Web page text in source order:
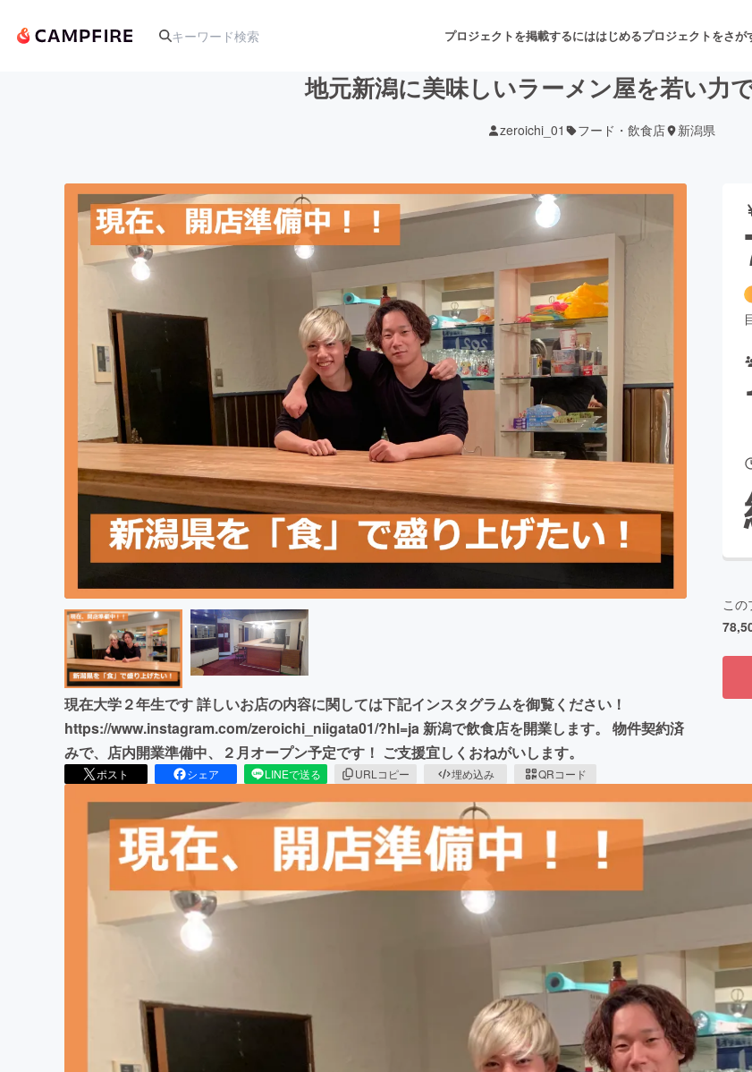
プロジェクトを掲載するにははじめるプロジェクトをさが
アート・写真 音楽 舞台・パフォ
テクノロジー・ガジェット ゲーム・サービス開発
映像・映画 書籍・雑誌出版
ビジネス・起業 チャレンジ ビューティー
まちづくり・地域活性化
CAMPFIRE for Social GoodCAMPFIRE Creation
CAMPFIREふるさと納税
machi-ya
地元新潟に美味しいラーメン屋を若い力
zeroichi_01 フード・飲食店 新潟県
現在大学２年生です 詳しいお店の内容に関しては下記インスタグラムを御覧ください！
https://www.instagram.com/zeroichi_niigata01/?hl=ja 新潟で飲食店を開業します。 物件契約済
みで、店内開業準備中、２月オープン予定です！ ご支援宜しくおねがいします。
ポスト シェア LINEで送る URLコピー 埋め込み QRコード
この